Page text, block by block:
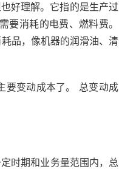
好理解。它指的是生产过
要消耗的电费、燃料费。
品，像机器的润滑油、清
变动成本了。 总变动成
时期和业务量范围内，总